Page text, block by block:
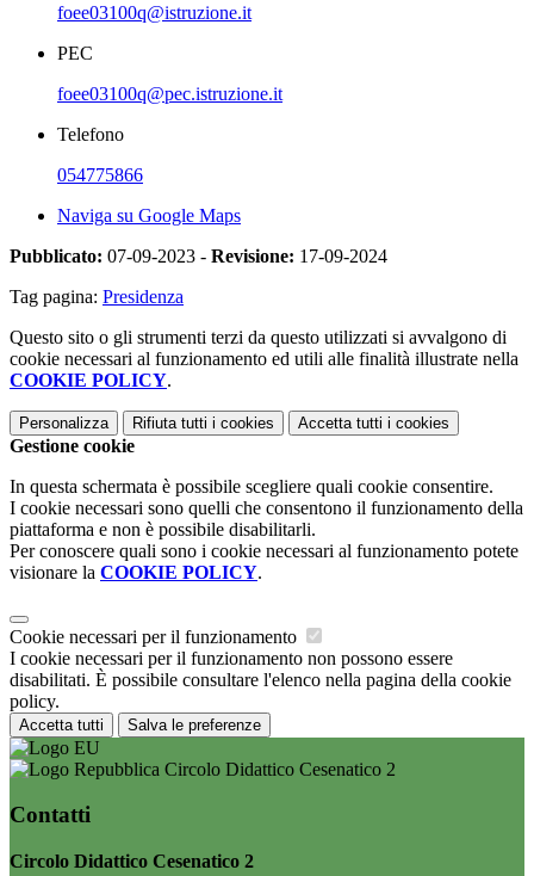
foee03100q@istruzione.it
PEC
foee03100q@pec.istruzione.it
Telefono
054775866
Naviga su Google Maps
Pubblicato: 07-09-2023 - Revisione: 17-09-2024
Tag pagina: Presidenza
Questo sito o gli strumenti terzi da questo utilizzati si avvalgono di
cookie necessari al funzionamento ed utili alle finalità illustrate nella
COOKIE POLICY.
Personalizza Rifiuta tutti i cookies Accetta tutti i cookies
Gestione cookie
In questa schermata è possibile scegliere quali cookie consentire.
I cookie necessari sono quelli che consentono il funzionamento della
piattaforma e non è possibile disabilitarli.
Per conoscere quali sono i cookie necessari al funzionamento potete
visionare la COOKIE POLICY.
Cookie necessari per il funzionamento
I cookie necessari per il funzionamento non possono essere
disabilitati. È possibile consultare l'elenco nella pagina della cookie
policy.
Accetta tutti Salva le preferenze
Circolo Didattico Cesenatico 2
Contatti
Circolo Didattico Cesenatico 2